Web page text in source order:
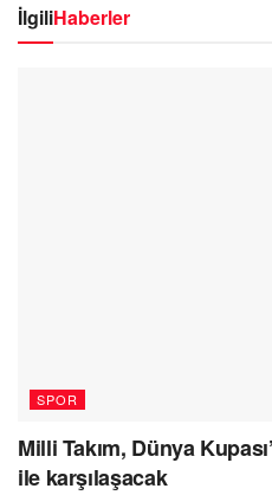
İlgiliHaberler
SPOR
Milli Takım, Dünya
ile karşılaşacak